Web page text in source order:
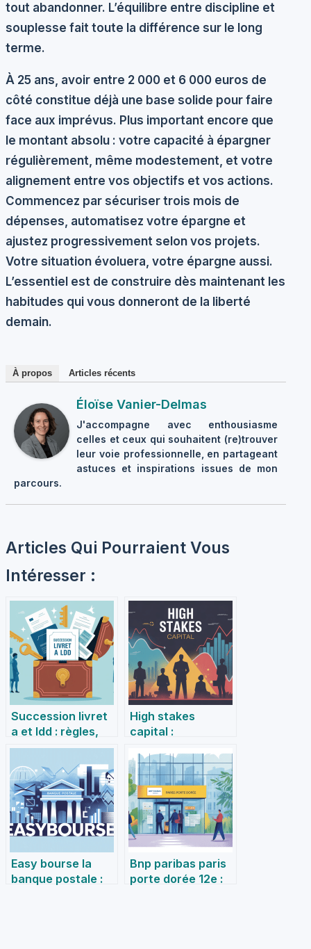
tout abandonner. L’équilibre entre discipline et
souplesse fait toute la différence sur le long
terme.
À 25 ans, avoir entre 2 000 et 6 000 euros de
côté constitue déjà une base solide pour faire
face aux imprévus. Plus important encore que
le montant absolu : votre capacité à épargner
régulièrement, même modestement, et votre
alignement entre vos objectifs et vos actions.
Commencez par sécuriser trois mois de
dépenses, automatisez votre épargne et
ajustez progressivement selon vos projets.
Votre situation évoluera, votre épargne aussi.
L’essentiel est de construire dès maintenant les
habitudes qui vous donneront de la liberté
demain.
À propos Articles récents
Éloïse Vanier-Delmas
J'accompagne avec enthousiasme
celles et ceux qui souhaitent (re)trouver
leur voie professionnelle, en partageant
astuces et inspirations issues de mon
parcours.
Articles Qui Pourraient Vous
Intéresser :
Succession livret
a et ldd : règles,
blocage et
optimisation
High stakes
capital :
avis et conseils
pour investir
sereinement
Easy bourse la
banque postale :
Bnp paribas paris
porte dorée 12e :